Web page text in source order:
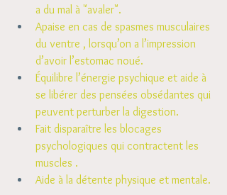
a du mal à "avaler".
Apaise en cas de spasmes musculaires
du ventre , lorsqu’on a l’impression
d’avoir l’estomac noué.
Équilibre l’énergie psychique et aide à
se libérer des pensées obsédantes qui
peuvent perturber la digestion.
Fait disparaître les blocages
psychologiques qui contractent les
muscles .​
Aide à la détente physique et mentale.